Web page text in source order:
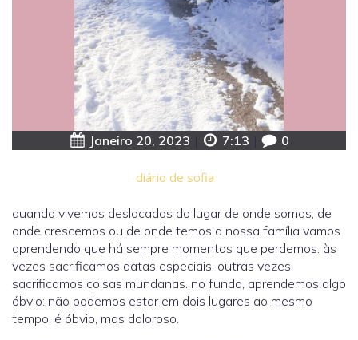
Janeiro 20, 2023 7:13 0
diário de sofia
quando vivemos deslocados do lugar de onde somos, de
onde crescemos ou de onde temos a nossa família vamos
aprendendo que há sempre momentos que perdemos. às
vezes sacrificamos datas especiais. outras vezes
sacrificamos coisas mundanas. no fundo, aprendemos algo
óbvio: não podemos estar em dois lugares ao mesmo
tempo. é óbvio, mas doloroso.